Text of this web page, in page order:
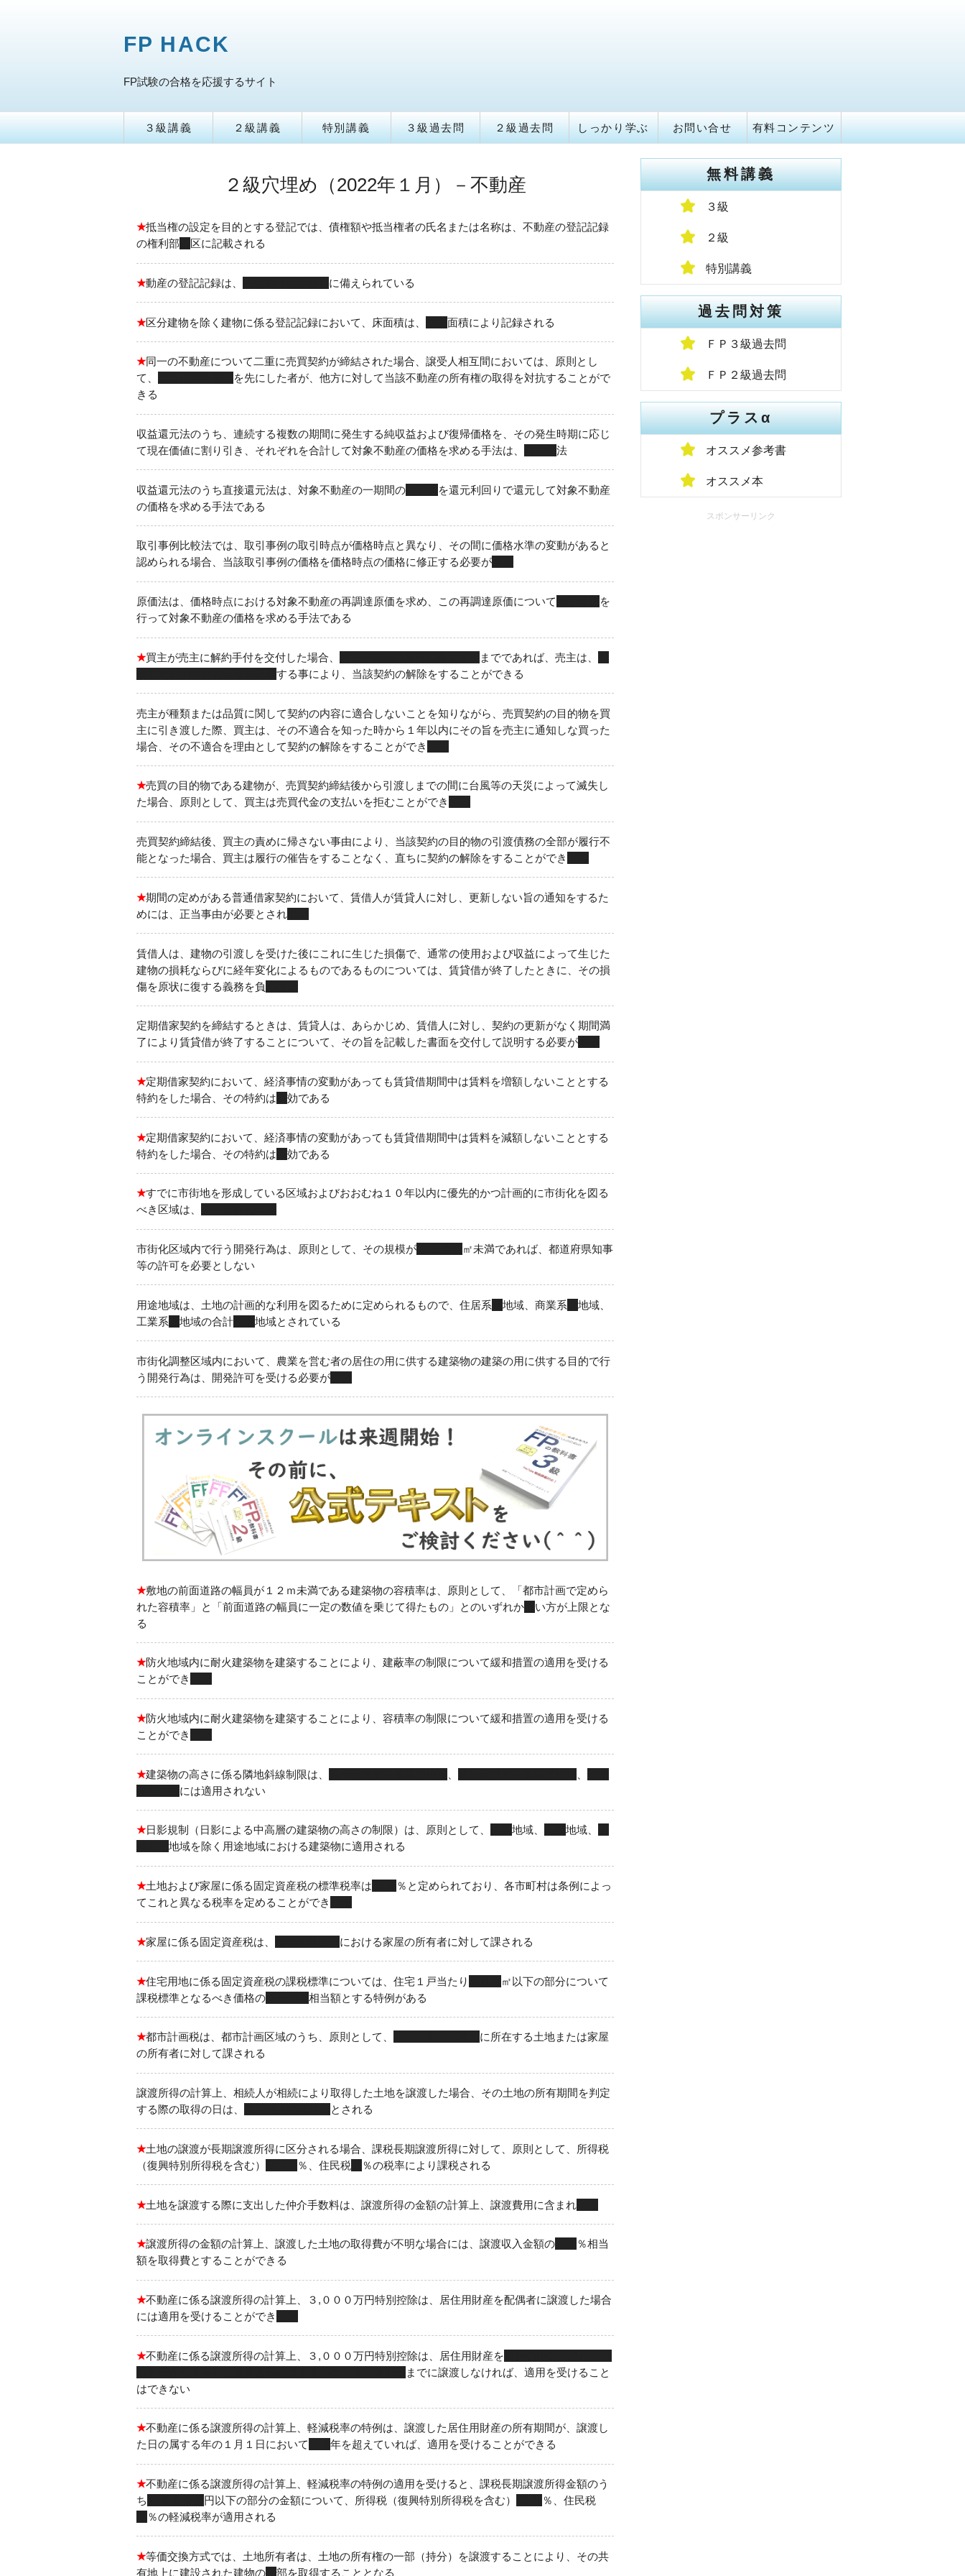
FP HACK
FP試験の合格を応援するサイト
３級講義 ２級講義 特別講義 ３級過去問 ２級過去問 しっかり学ぶ お問い合せ 有料コンテンツ
２級穴埋め（2022年１月）－不動産
★抵当権の設定を目的とする登記では、債権額や抵当権者の氏名または名称は、不動産の登記記録
の権利部
区に記載される
★動産の登記記録は、 に備えられている
★区分建物を除く建物に係る登記記録において、床面積は、 面積により記録される
★同一の不動産について二重に売買契約が締結された場合、譲受人相互間においては、原則とし
て、
を先にした者が、他方に対して当該不動産の所有権の取得を対抗することがで
きる
収益還元法のうち、連続する複数の期間に発生する純収益および復帰価格を、その発生時期に応じ
て現在価値に割り引き、それぞれを合計して対象不動産の価格を求める手法は、
法
収益還元法のうち直接還元法は、対象不動産の一期間の純収益
を還元利回りで還元して対象不動産
の価格を求める手法である
取引事例比較法では、取引事例の取引時点が価格時点と異なり、その間に価格水準の変動があると
認められる場合、当該取引事例の価格を価格時点の価格に修正する必要がある
原価法は、価格時点における対象不動産の再調達原価を求め、この再調達原価について
を
行って対象不動産の価格を求める手法である
★買主が売主に解約手付を交付した場合、 までであれば、売主は、
する事により、当該契約の解除をすることができる
売主が種類または品質に関して契約の内容に適合しないことを知りながら、売買契約の目的物を買
主に引き渡した際、買主は、その不適合を知った時から１年以内にその旨を売主に通知しな買った
場合、その不適合を理由として契約の解除をすることができ
★売買の目的物である建物が、売買契約締結後から引渡しまでの間に台風等の天災によって滅失し
た場合、原則として、買主は売買代金の支払いを拒むことができ
売買契約締結後、買主の責めに帰さない事由により、当該契約の目的物の引渡債務の全部が履行不
能となった場合、買主は履行の催告をすることなく、直ちに契約の解除をすることができ
★期間の定めがある普通借家契約において、賃借人が賃貸人に対し、更新しない旨の通知をするた
めには、正当事由が必要とされない
賃借人は、建物の引渡しを受けた後にこれに生じた損傷で、通常の使用および収益によって生じた
建物の損耗ならびに経年変化によるものであるものについては、賃貸借が終了したときに、その損
傷を原状に復する義務を負
定期借家契約を締結するときは、賃貸人は、あらかじめ、賃借人に対し、契約の更新がなく期間満
了により賃貸借が終了することについて、その旨を記載した書面を交付して説明する必要がある
★定期借家契約において、経済事情の変動があっても賃貸借期間中は賃料を増額しないこととする
特約をした場合、その特約は
効である
★定期借家契約において、経済事情の変動があっても賃貸借期間中は賃料を減額しないこととする
特約をした場合、その特約は
効である
★すでに市街地を形成している区域およびおおむね１０年以内に優先的かつ計画的に市街化を図る
べき区域は、
市街化区域内で行う開発行為は、原則として、その規模が１,０００
㎡未満であれば、都道府県知事
等の許可を必要としない
用途地域は、土地の計画的な利用を図るために定められるもので、住居系 地域、商業系
地域、
工業系
地域の合計１３ 地域とされている
市街化調整区域内において、農業を営む者の居住の用に供する建築物の建築の用に供する目的で行
う開発行為は、開発許可を受ける必要がない
★敷地の前面道路の幅員が１２ｍ未満である建築物の容積率は、原則として、「都市計画で定めら
れた容積率」と「前面道路の幅員に一定の数値を乗じて得たもの」とのいずれか低 い方が上限とな
る
★防火地域内に耐火建築物を建築することにより、建蔽率の制限について緩和措置の適用を受ける
ことができ
★防火地域内に耐火建築物を建築することにより、容積率の制限について緩和措置の適用を受ける
ことができ
★建築物の高さに係る隣地斜線制限は、
には適用されない
★日影規制（日影による中高層の建築物の高さの制限）は、原則として、 地域、 地域、
地域を除く用途地域における建築物に適用される
★土地および家屋に係る固定資産税の標準税率は
％と定められており、各市町村は条例によっ
てこれと異なる税率を定めることができ
★家屋に係る固定資産税は、 における家屋の所有者に対して課される
★住宅用地に係る固定資産税の課税標準については、住宅１戸当たり
㎡以下の部分について
課税標準となるべき価格の６分の１ 相当額とする特例がある
★都市計画税は、都市計画区域のうち、原則として、
に所在する土地または家屋
の所有者に対して課される
譲渡所得の計算上、相続人が相続により取得した土地を譲渡した場合、その土地の所有期間を判定
する際の取得の日は、
とされる
★土地の譲渡が長期譲渡所得に区分される場合、課税長期譲渡所得に対して、原則として、所得税
（復興特別所得税を含む）
％、住民税５ ％の税率により課税される
★土地を譲渡する際に支出した仲介手数料は、譲渡所得の金額の計算上、譲渡費用に含まれる
★譲渡所得の金額の計算上、譲渡した土地の取得費が不明な場合には、譲渡収入金額の５
％相当
額を取得費とすることができる
★不動産に係る譲渡所得の計算上、３,０００万円特別控除は、居住用財産を配偶者に譲渡した場合
には適用を受けることができ
★不動産に係る譲渡所得の計算上、３,０００万円特別控除は、居住用財産を
までに譲渡しなければ、適用を受けること
はできない
★不動産に係る譲渡所得の計算上、軽減税率の特例は、譲渡した居住用財産の所有期間が、譲渡し
た日の属する年の１月１日において
年を超えていれば、適用を受けることができる
★不動産に係る譲渡所得の計算上、軽減税率の特例の適用を受けると、課税長期譲渡所得金額のう
ち
円以下の部分の金額について、所得税（復興特別所得税を含む）
％、住民税
％の軽減税率が適用される
★等価交換方式では、土地所有者は、土地の所有権の一部（持分）を譲渡することにより、その共
有地上に建設された建物の一 部を取得することとなる
無料講義
３級
２級
特別講義
過去問対策
ＦＰ３級過去問
ＦＰ２級過去問
プラスα
オススメ参考書
オススメ本
スポンサーリンク